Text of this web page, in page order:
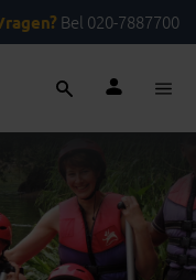
Bel 020-7887700